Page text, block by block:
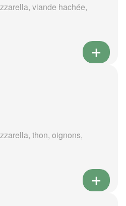
viande hachée,
thon, oignons,